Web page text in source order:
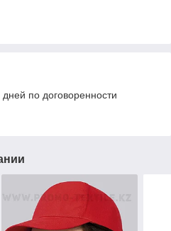
по договоренности